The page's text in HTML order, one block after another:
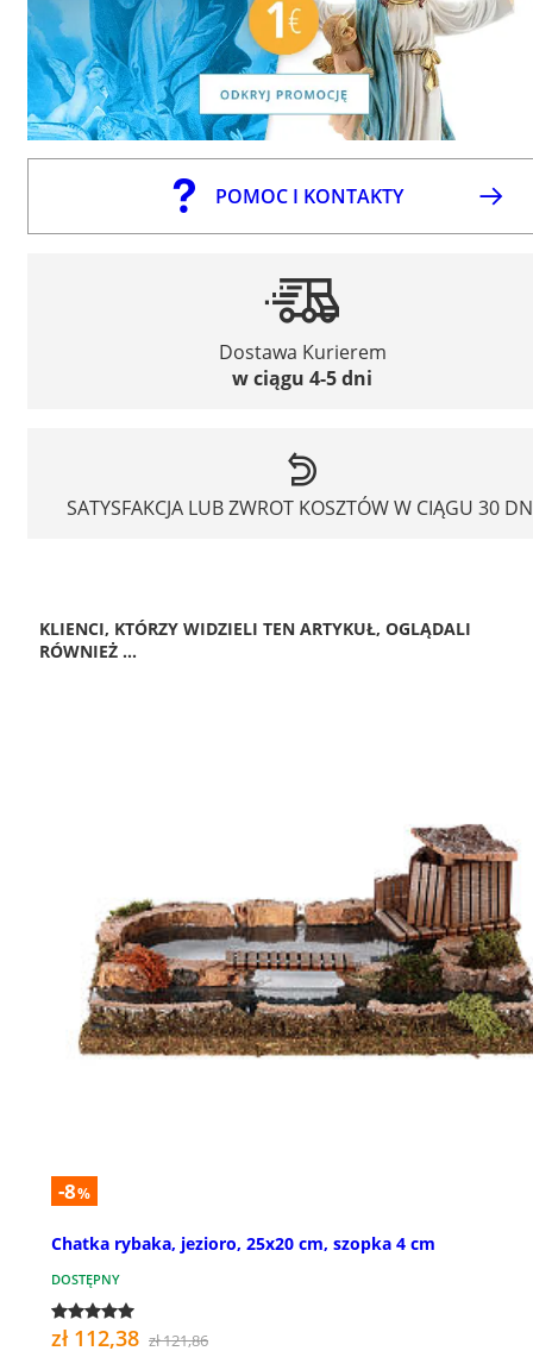
POMOC I KONTAKTY
Dostawa Kurierem
w ciągu 4-5 dni
SATYSFAKCJA LUB ZWROT KOSZTÓW W CIĄGU 30
KLIENCI, KTÓRZY WIDZIELI TEN ARTYKUŁ, OGLĄDALI
RÓWNIEŻ ...
-8%
Chatka rybaka, jezioro, 25x20 cm, szopka 4 cm
DOSTĘPNY
zł 112,38 zł 121,86